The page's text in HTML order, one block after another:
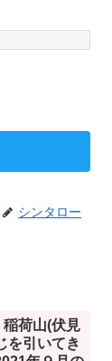
シンタロー
稲荷山(伏見
を引いてき